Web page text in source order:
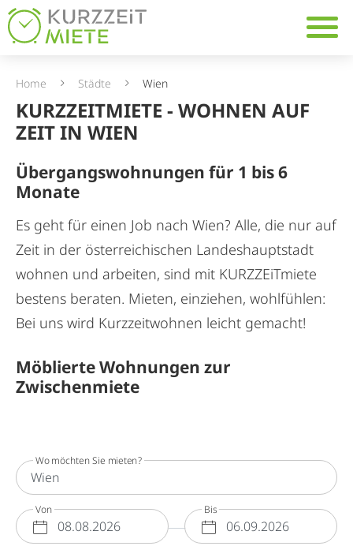
Table Of Content KURZZEiTmiete -
Kurzzeitwohnen in
13. Bezirk: Hietzing (PLZ
FAQ - Häufig gestellte
Home Städte Wien
KURZZEITMIETE - WOHNEN AUF
ZEIT IN WIEN
Übergangswohnungen für 1 bis 6
Monate
Es geht für einen Job nach Wien? Alle, die nur auf
Zeit in der österreichischen Landeshauptstadt
wohnen und arbeiten, sind mit KURZZEiTmiete
bestens beraten. Mieten, einziehen, wohlfühlen:
Bei uns wird Kurzzeitwohnen leicht gemacht!
Möblierte Wohnungen zur
Zwischenmiete
Wo möchten Sie mieten?
Von Bis